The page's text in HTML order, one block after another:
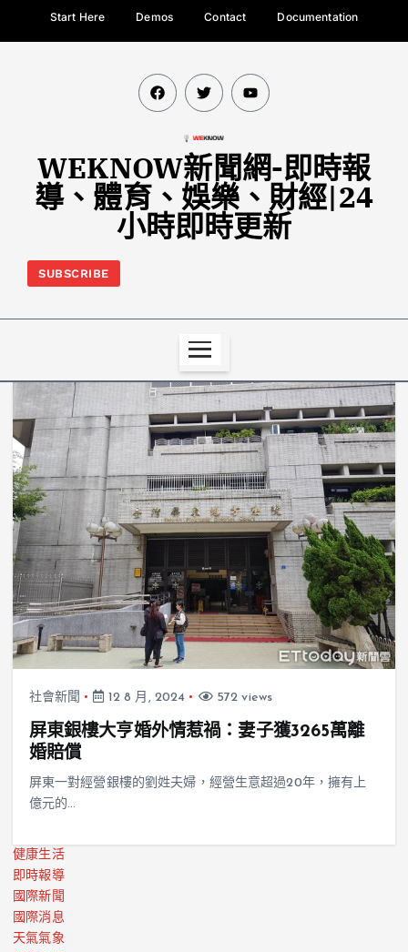
Start Here Demos Contact Documentation
WEKNOW新聞網-即時報
導、體育、娛樂、財經|24
小時即時更新
SUBSCRIBE
社會新聞 12 8 月, 2024 572 views
屏東銀樓大亨婚外情惹禍：妻子獲3265萬離
婚賠償
屏東一對經營銀樓的劉姓夫婦，經營生意超過20年，擁有上
億元的…
健康生活
即時報導
國際新聞
國際消息
天氣氣象